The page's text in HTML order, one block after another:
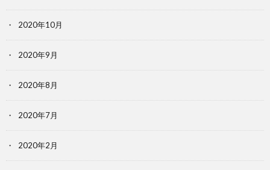
2020年10月
2020年9月
2020年8月
2020年7月
2020年2月